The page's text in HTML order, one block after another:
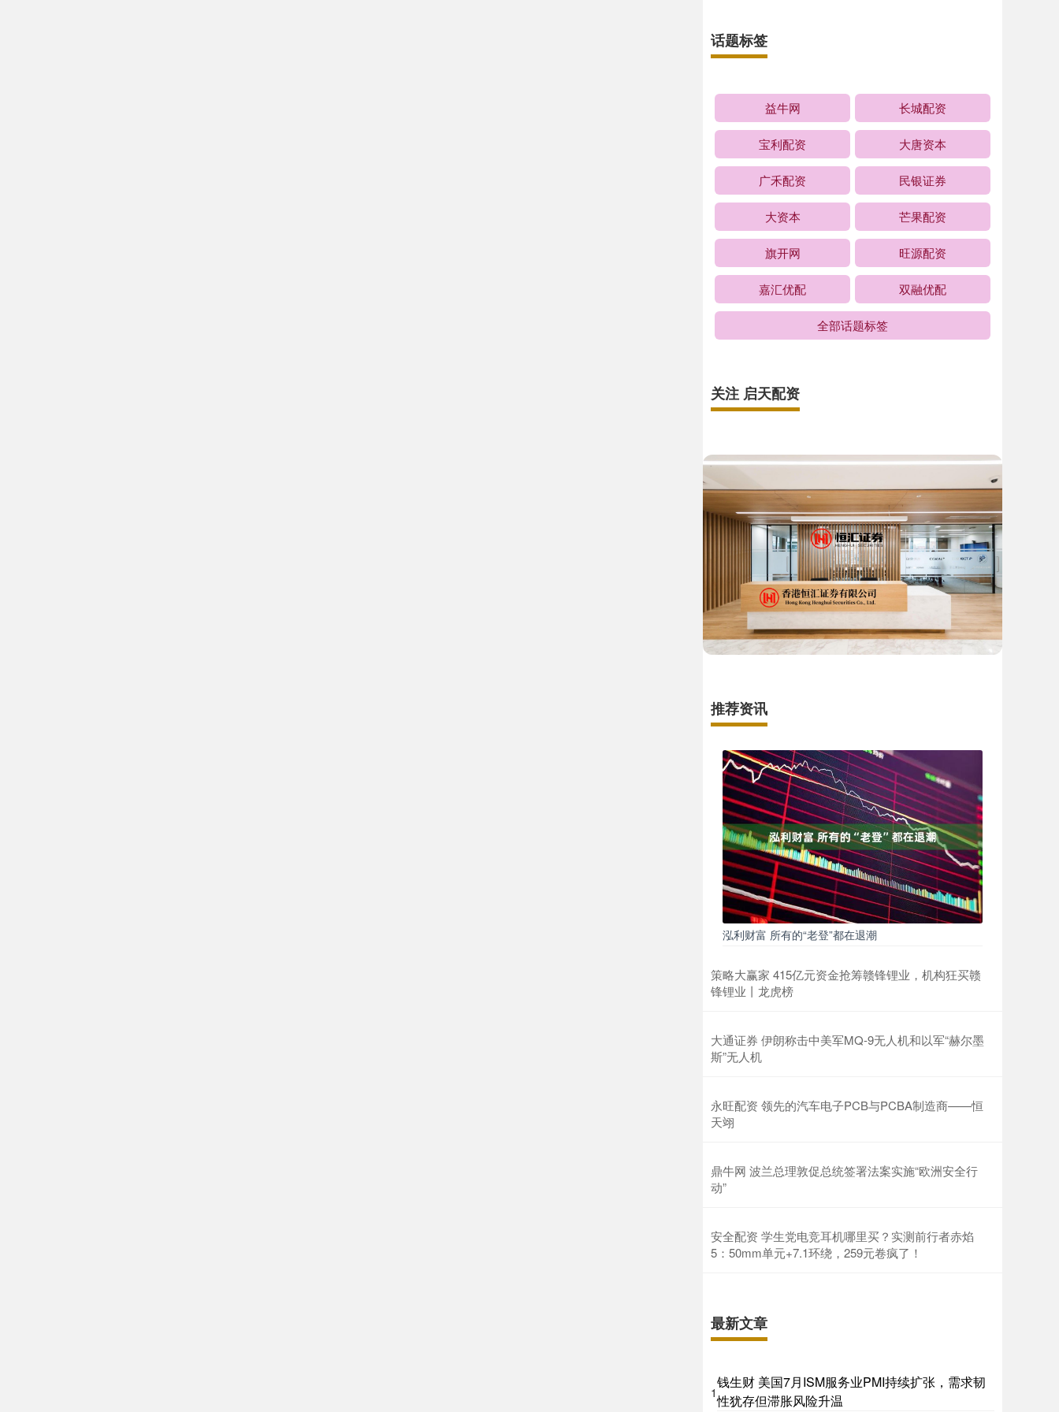
话题标签
益牛网 长城配资
宝利配资 大唐资本
广禾配资 民银证券
大资本 芒果配资
旗开网 旺源配资
嘉汇优配 双融优配
全部话题标签
关注 启天配资
推荐资讯
泓利财富 所有的“老登”都在退潮
策略大赢家 415亿元资金抢筹赣锋锂业，机构狂买赣
锋锂业丨龙虎榜
大通证券 伊朗称击中美军MQ-9无人机和以军“赫尔墨
斯”无人机
永旺配资 领先的汽车电子PCB与PCBA制造商——恒
天翊
鼎牛网 波兰总理敦促总统签署法案实施“欧洲安全行
动”
安全配资 学生党电竞耳机哪里买？实测前行者赤焰
5：50mm单元+7.1环绕，259元卷疯了！
最新文章
1
钱生财 美国7月ISM服务业PMI持续扩张，需求韧
性犹存但滞胀风险升温